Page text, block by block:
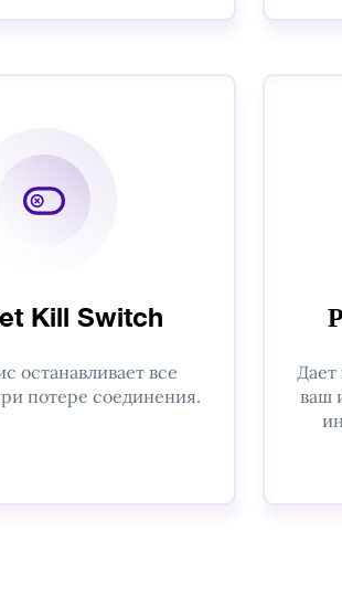
Kill Switch
останавливает все
потере соединения.
Дает
ваш